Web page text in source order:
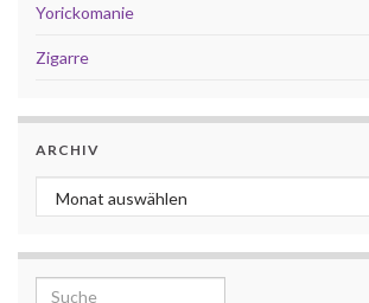
Yorickomanie
Zigarre
ARCHIV
Archiv
Search for: